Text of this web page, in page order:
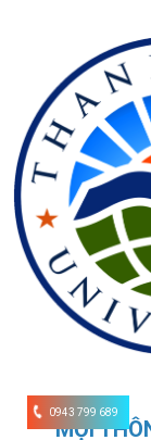
MỌI
0943 799 689